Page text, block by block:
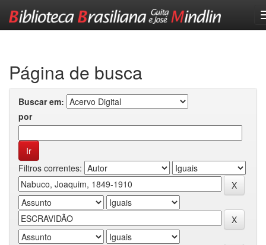
Página de busca
Buscar em:
por
Filtros correntes: